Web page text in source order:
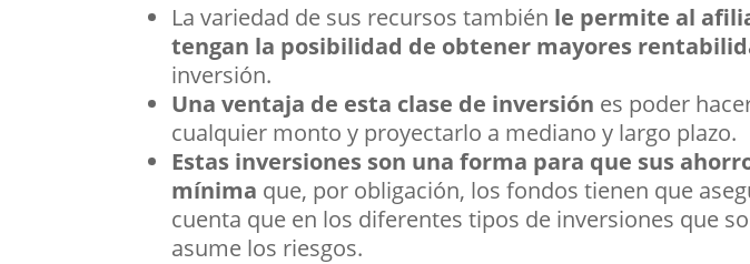
La variedad de sus recursos también le permite al
tengan la posibilidad de obtener mayores
inversión.
Una ventaja de esta clase de inversión es poder
cualquier monto y proyectarlo a mediano y largo plazo.
Estas inversiones son una forma para que sus
mínima que, por obligación, los fondos tienen que
cuenta que en los diferentes tipos de inversiones que
asume los riesgos.